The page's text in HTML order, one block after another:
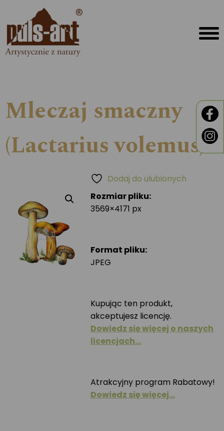
Mleczaj smaczny
(Lactarius volemus)
Rozmiar pliku:
3569×4171 px
Format pliku:
JPEG
Kupując ten produkt,
akceptujesz licencję.
Dowiedz się więcej o naszych
licencjach…
Atrakcyjny program Rabatowy!
Dowiedz się więcej…
Dodaj do ulubionych